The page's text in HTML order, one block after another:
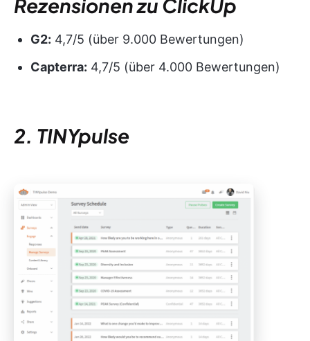
Rezensionen zu ClickUp
G2: 4,7/5 (über 9.000 Bewertungen)
Capterra: 4,7/5 (über 4.000 Bewertungen)
2. TINYpulse